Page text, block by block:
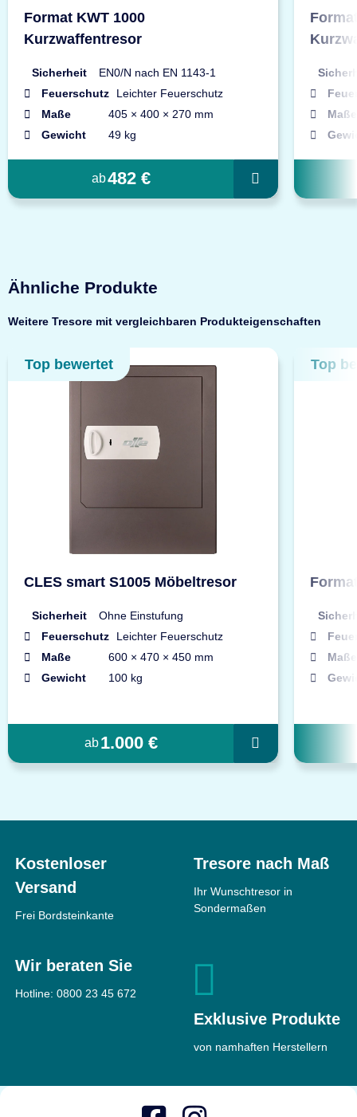
Format KWT 1000
Kurzwaffentresor
Sicherheit
EN0/N nach EN 1143-1
Feuerschutz
Leichter Feuerschutz
Maße
405 × 400 × 270 mm
Gewicht
49 kg
ab482 €
Maße
Ähnliche Produkte
Weitere Tresore mit vergleichbaren Produkteigenschaften
Top bewertet
CLES smart S1005 Möbeltresor
Sicherheit
Ohne Einstufung
Feuerschutz
Leichter Feuerschutz
Maße
600 × 470 × 450 mm
Gewicht
100 kg
ab1.000 €
Top
Maße
Kostenloser
Versand
Frei Bordsteinkante
Tresore nach Maß
Ihr Wunschtresor in
Sondermaßen
Wir beraten Sie
Hotline: 0800 23 45 672
Exklusive Produkte
von namhaften Herstellern